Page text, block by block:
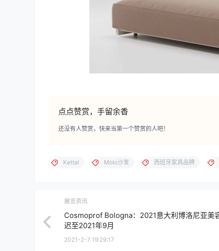
点点赞赏，手留余香
还没有人赞赏，快来当第一个赞赏的人吧！
Kettal Molo沙发 西班牙家具品牌
展览资讯
Cosmoprof Bologna：2021意大利博洛尼亚美
迟至2021年9月
2021-2-7 19:29:17